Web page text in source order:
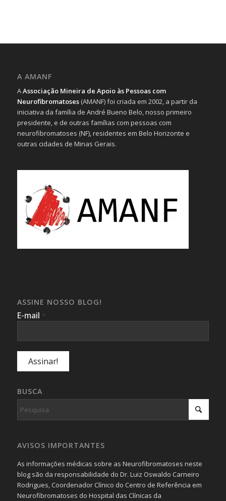
A AMANF
AAssociação Mineira de Apoio às Pessoas com
Neurofibromatoses(AMANF) foi criada em 2002, a partir da
iniciativa da família de André Bueno Belo, nosso primeiro
presidente, e de outras famílias com pessoas com
neurofibromatoses (NF), residentes em Belo Horizonte e
outras cidades de Minas Gerais.
ASSINE NOSSO BLOG!
E-mail *
BUSCA
AVISOS IMPORTANTES
As informações médicas sobre as Neurofibromatoses neste
blog são da responsabilidade do Dr. Luiz Oswaldo Carneiro
Rodrigues, Coordenador Clínico do Centro de Referência em
Neurofibromatoses do Hospital das Clínicas da